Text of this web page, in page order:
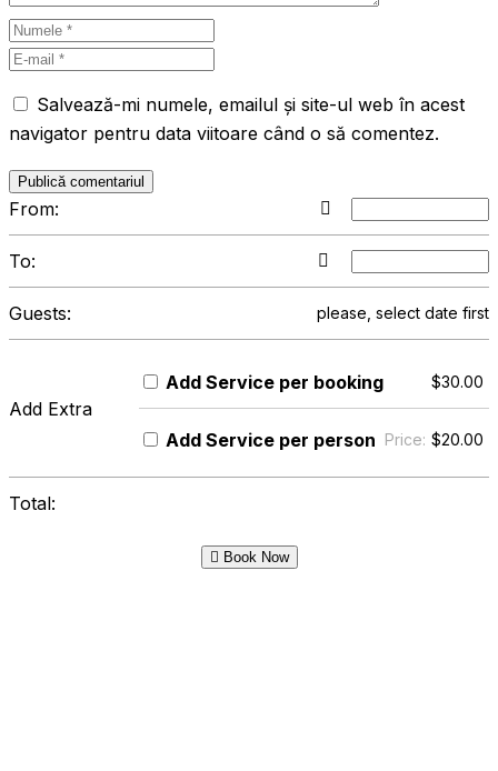
Salvează-mi numele, emailul și site-ul web în acest
navigator pentru data viitoare când o să comentez.
From:
To:
Guests: please, select date first
Add Extra
Add Service per booking $30.00
Add Service per person Price: $20.00
Total:
Book Now